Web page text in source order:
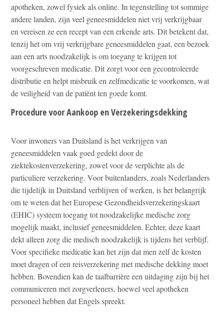
apotheken, zowel fysiek als online. In tegenstelling tot sommige
andere landen, zijn veel geneesmiddelen niet vrij verkrijgbaar
en vereisen ze een recept van een erkende arts. Dit betekent dat,
tenzij het om vrij verkrijgbare geneesmiddelen gaat, een bezoek
aan een arts noodzakelijk is om toegang te krijgen tot
voorgeschreven medicatie. Dit zorgt voor een gecontroleerde
distributie en helpt misbruik en zelfmedicatie te voorkomen, wat
de veiligheid van de patiënt ten goede komt.
Procedure voor Aankoop en Verzekeringsdekking
Voor inwoners van Duitsland is het verkrijgen van
geneesmiddelen vaak goed gedekt door de
ziektekostenverzekering, zowel voor de verplichte als de
particuliere verzekering. Voor buitenlanders, zoals Nederlanders
die tijdelijk in Duitsland verblijven of werken, is het belangrijk
om te weten dat het Europese Gezondheidsverzekeringskaart
(EHIC) systeem toegang tot noodzakelijke medische zorg
mogelijk maakt, inclusief geneesmiddelen. Echter, deze kaart
dekt alleen zorg die medisch noodzakelijk is tijdens het verblijf.
Voor specifieke medicatie kan het zijn dat men zelf de kosten
moet dragen of een reisverzekering met medische dekking moet
hebben. Bovendien kan de taalbarrière een uitdaging zijn bij het
communiceren met zorgverleners, hoewel veel apotheken
personeel hebben dat Engels spreekt.